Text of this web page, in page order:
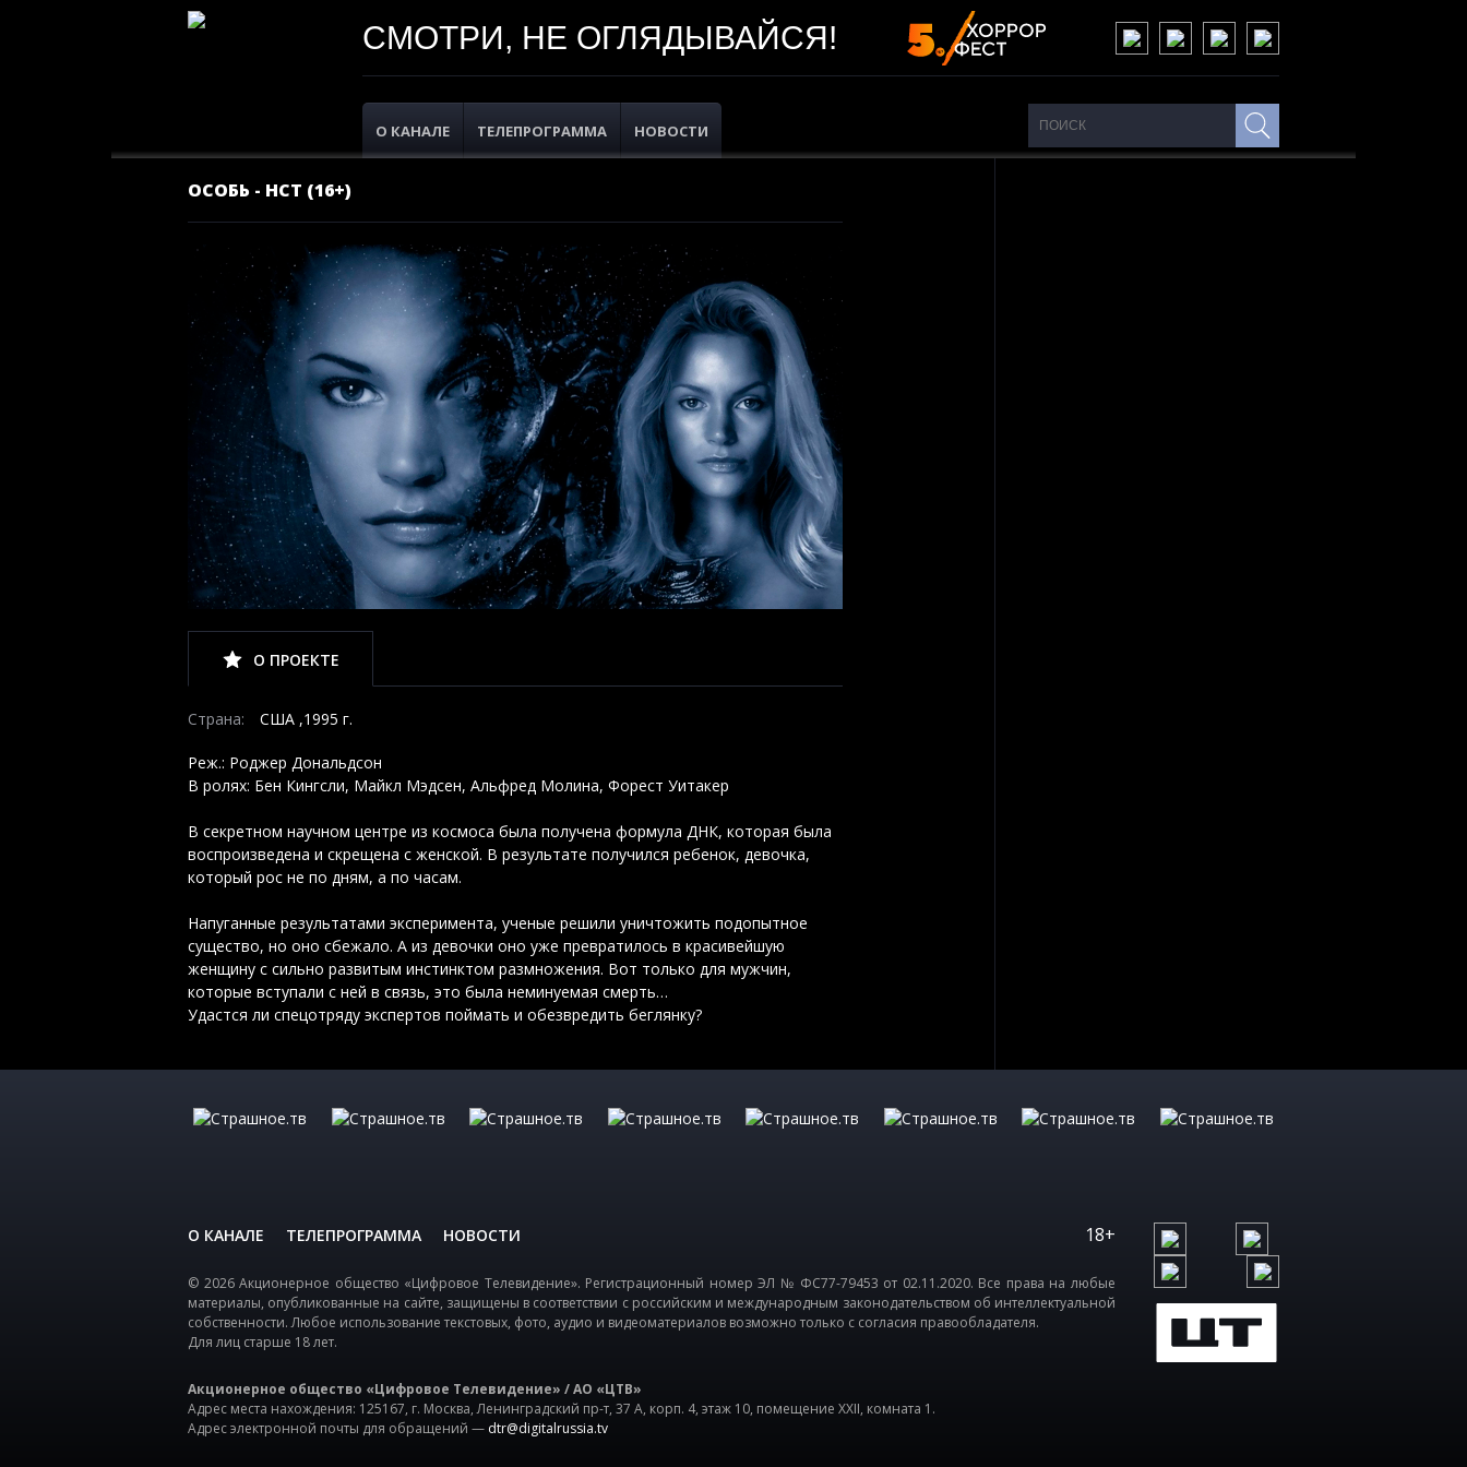
СМОТРИ, НЕ ОГЛЯДЫВАЙСЯ!
О КАНАЛЕ ТЕЛЕПРОГРАММА НОВОСТИ
ОСОБЬ - НСТ (16+)
О ПРОЕКТЕ
Страна: США ,1995 г.
Реж.: Роджер Дональдсон
В ролях: Бен Кингсли, Майкл Мэдсен, Альфред Молина, Форест Уитакер
В секретном научном центре из космоса была получена формула ДНК, которая была
воспроизведена и скрещена с женской. В результате получился ребенок, девочка,
который рос не по дням, а по часам.
Напуганные результатами эксперимента, ученые решили уничтожить подопытное
существо, но оно сбежало. А из девочки оно уже превратилось в красивейшую
женщину с сильно развитым инстинктом размножения. Вот только для мужчин,
которые вступали с ней в связь, это была неминуемая смерть…
Удастся ли спецотряду экспертов поймать и обезвредить беглянку?
О КАНАЛЕ ТЕЛЕПРОГРАММА НОВОСТИ 18+
© 2026 Акционерное общество «Цифровое Телевидение». Регистрационный номер ЭЛ № ФС77-79453 от 02.11.2020. Все права на любые
материалы, опубликованные на сайте, защищены в соответствии с российским и международным законодательством об интеллектуальной
собственности. Любое использование текстовых, фото, аудио и видеоматериалов возможно только с согласия правообладателя.
Для лиц старше 18 лет.
Акционерное общество «Цифровое Телевидение» / АО «ЦТВ»
Адрес места нахождения: 125167, г. Москва, Ленинградский пр-т, 37 А, корп. 4, этаж 10, помещение XXII, комната 1.
Адрес электронной почты для обращений — dtr@digitalrussia.tv